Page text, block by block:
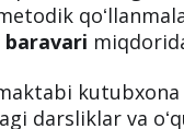
kutubxona
darsliklar va